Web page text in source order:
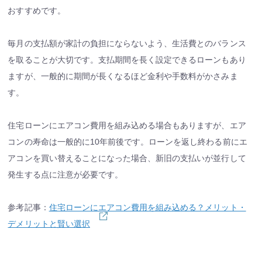
おすすめです。
毎月の支払額が家計の負担にならないよう、生活費とのバランス
を取ることが大切です。支払期間を長く設定できるローンもあり
ますが、一般的に期間が長くなるほど金利や手数料がかさみま
す。
住宅ローンにエアコン費用を組み込める場合もありますが、エア
コンの寿命は一般的に10年前後です。ローンを返し終わる前にエ
アコンを買い替えることになった場合、新旧の支払いが並行して
発生する点に注意が必要です。
参考記事： 住宅ローンにエアコン費用を組み込める？メリット・
デメリットと賢い選択